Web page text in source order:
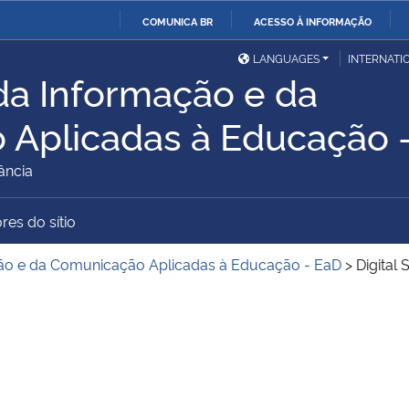
PARA
O
CONTEÚDO
COMUNICA BR ACESSO À INFORMAÇÃO
Ministério da Defesa
Ministério das Relações
Exteriores
Ministério da Cidadania Ministério da Saúde
LANGUAGES
Informação e da
à Educação
do sítio
e da Comunicação Aplicadas à Educação - EaD > Digital